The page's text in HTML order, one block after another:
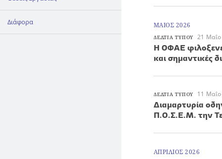
Διάφορα ΜΑΙΟΣ 2026
ΔΕΛΤΙΑ ΤΥΠΟΥ 21
Η ΟΦΑΕ
και σημαντικές
ΔΕΛΤΙΑ ΤΥΠΟΥ 11
Διαμαρτυρία
Π.Ο.Σ.Ε.Μ. την
ΑΠΡΙΛΙΟΣ 2026